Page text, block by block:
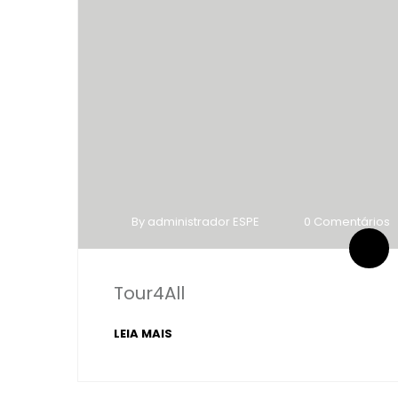
By administrador ESPE 0 Comentários
Tour4All
LEIA MAIS